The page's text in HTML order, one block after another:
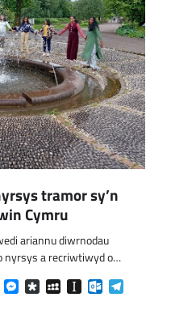
tramor sy’n
Cymru
ariannu diwrnodau
nyrsys a recriwtiwyd o…
X Messenger
DiasporaMySpaceInstapaperOutlook.com